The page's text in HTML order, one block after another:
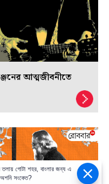
আত্মজীবনীতে
গোটা শহর, বাংলার জন্য এ
সংকেত?